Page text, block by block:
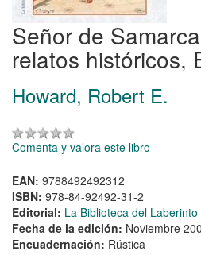
Señor de
relatos históricos,
Howard, Robert E.
Comenta y valora este libro
EAN: 9788492492312
ISBN: 978-84-92492-31-2
Editorial: La Biblioteca del Laberinto
Fecha de la edición: Noviembre
Encuadernación: Rústica